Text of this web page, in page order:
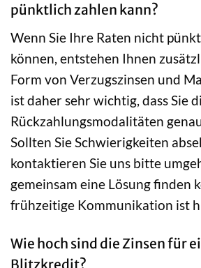
pünktlich zahlen kann?
Wenn Sie Ihre Raten nicht
können, entstehen Ihnen
Form von Verzugszinsen und
ist daher sehr wichtig, dass Sie
Rückzahlungsmodalitäten
Sollten Sie Schwierigkeiten
kontaktieren Sie uns bitte
gemeinsam eine Lösung finden
frühzeitige Kommunikation ist
Wie hoch sind die Zinsen für
Blitzkredit?